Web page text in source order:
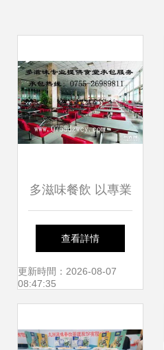
多滋味餐飲 以專業
餐飲管理，為深圳
工廠飯堂承包托管
查看詳情
更新時間：2026-08-07
08:47:35